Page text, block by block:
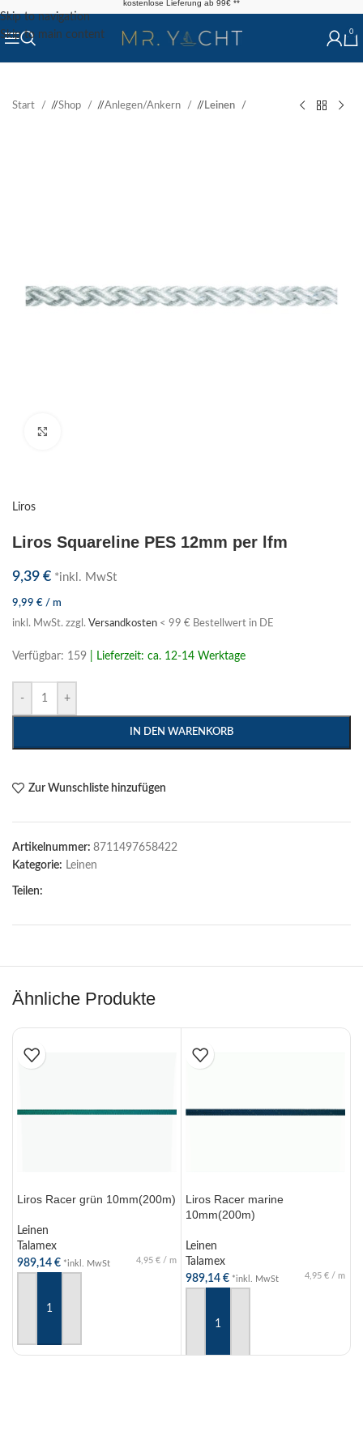
Skip to navigation
Skip to main content
kostenlose Lieferung ab 99€ **
0
Start / Shop / Anlegen/Ankern / Leinen
Liros
Liros Squareline PES 12mm per lfm
9,39 € *inkl. MwSt
9,99 € / m
inkl. MwSt. zzgl. Versandkosten < 99 € Bestellwert in DE
Verfügbar: 159 | Lieferzeit: ca. 12-14 Werktage
- +
IN DEN WARENKORB
Zur Wunschliste hinzufügen
Artikelnummer: 8711497658422
Kategorie: Leinen
Teilen:
Ähnliche Produkte
Liros Racer grün 10mm(200m)
Leinen
Talamex
989,14 € *inkl. MwSt 4,95 € / m
Liros Racer marine
10mm(200m)
Leinen
Talamex
989,14 € *inkl. MwSt 4,95 € / m